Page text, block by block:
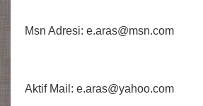
Msn Adresi: e.aras@msn.com
Aktif Mail: e.aras@yahoo.com